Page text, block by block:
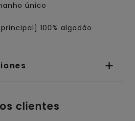
único
100% algodão
clientes